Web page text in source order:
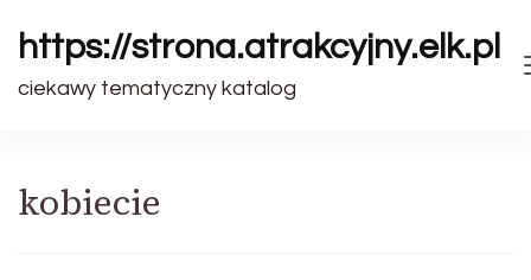
https://strona.atrakcyjny.elk.pl
ciekawy tematyczny katalog
kobiecie